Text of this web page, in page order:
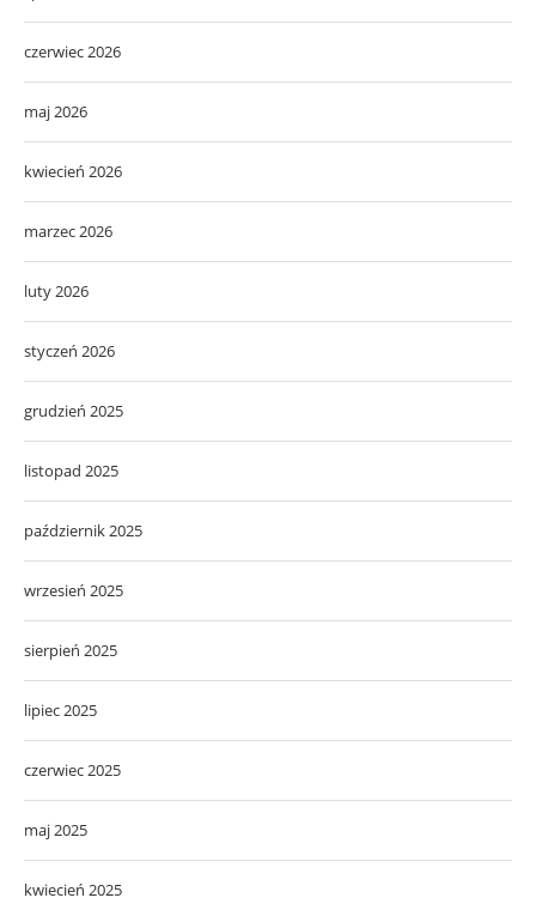
czerwiec 2026
maj 2026
kwiecień 2026
marzec 2026
luty 2026
styczeń 2026
grudzień 2025
listopad 2025
październik 2025
wrzesień 2025
sierpień 2025
lipiec 2025
czerwiec 2025
maj 2025
kwiecień 2025